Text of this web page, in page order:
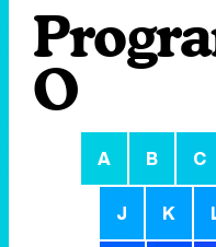
O
A B C
J K